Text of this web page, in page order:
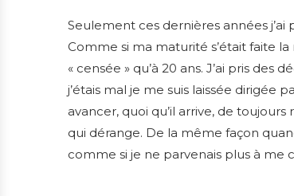
Seulement ces dernières années
Comme si ma maturité s’était faite
« censée » qu’à 20 ans. J’ai pris
j’étais mal je me suis laissée dirigée
avancer, quoi qu’il arrive, de
qui dérange. De la même façon
comme si je ne parvenais plus à me